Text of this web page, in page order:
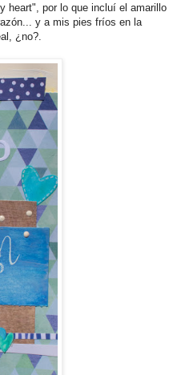
heart", por lo que incluí el amarillo
y a mis pies fríos en la
¿no?.